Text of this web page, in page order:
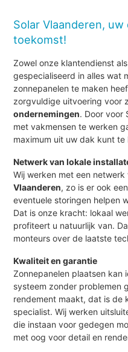
Solar Vlaanderen,
toekomst!
Zowel onze klantendienst
gespecialiseerd in alles wat
zonnepanelen te maken
zorgvuldige uitvoering voor
ondernemingen. Door voor
met vakmensen te werken
maximum uit uw dak kunt te
Netwerk van lokale
Wij werken met een
Vlaanderen, zo is er ook
eventuele storingen helpen
Dat is onze kracht: lokaal
profiteert u natuurlijk van.
monteurs over de laatste
Kwaliteit en garantie
Zonnepanelen plaatsen kan
systeem zonder problemen
rendement maakt, dat is de
specialist. Wij werken
die instaan voor gedegen
met oog voor detail en